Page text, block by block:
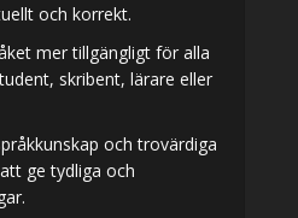
och korrekt.
mer tillgängligt för alla
skribent, lärare eller
och trovärdiga
ge tydliga och